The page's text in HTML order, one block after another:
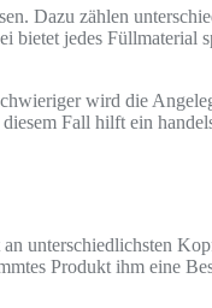
Dazu zählen
bietet jedes Füllmaterial
wird die
Fall hilft ein
unterschiedlichsten
Produkt ihm eine